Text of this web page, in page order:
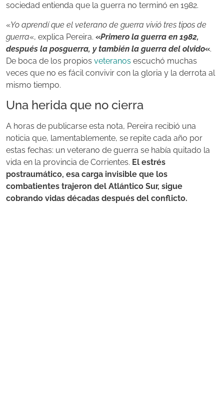
sociedad entienda que la guerra no terminó en 1982.
«Yo aprendí que el veterano de guerra vivió tres tipos de
guerra«, explica Pereira. «Primero la guerra en 1982,
después la posguerra, y también la guerra del olvido«.
De boca de los propios veteranos escuchó muchas
veces que no es fácil convivir con la gloria y la derrota al
mismo tiempo.
Una herida que no cierra
A horas de publicarse esta nota, Pereira recibió una
noticia que, lamentablemente, se repite cada año por
estas fechas: un veterano de guerra se había quitado la
vida en la provincia de Corrientes. El estrés
postraumático, esa carga invisible que los
combatientes trajeron del Atlántico Sur, sigue
cobrando vidas décadas después del conflicto.